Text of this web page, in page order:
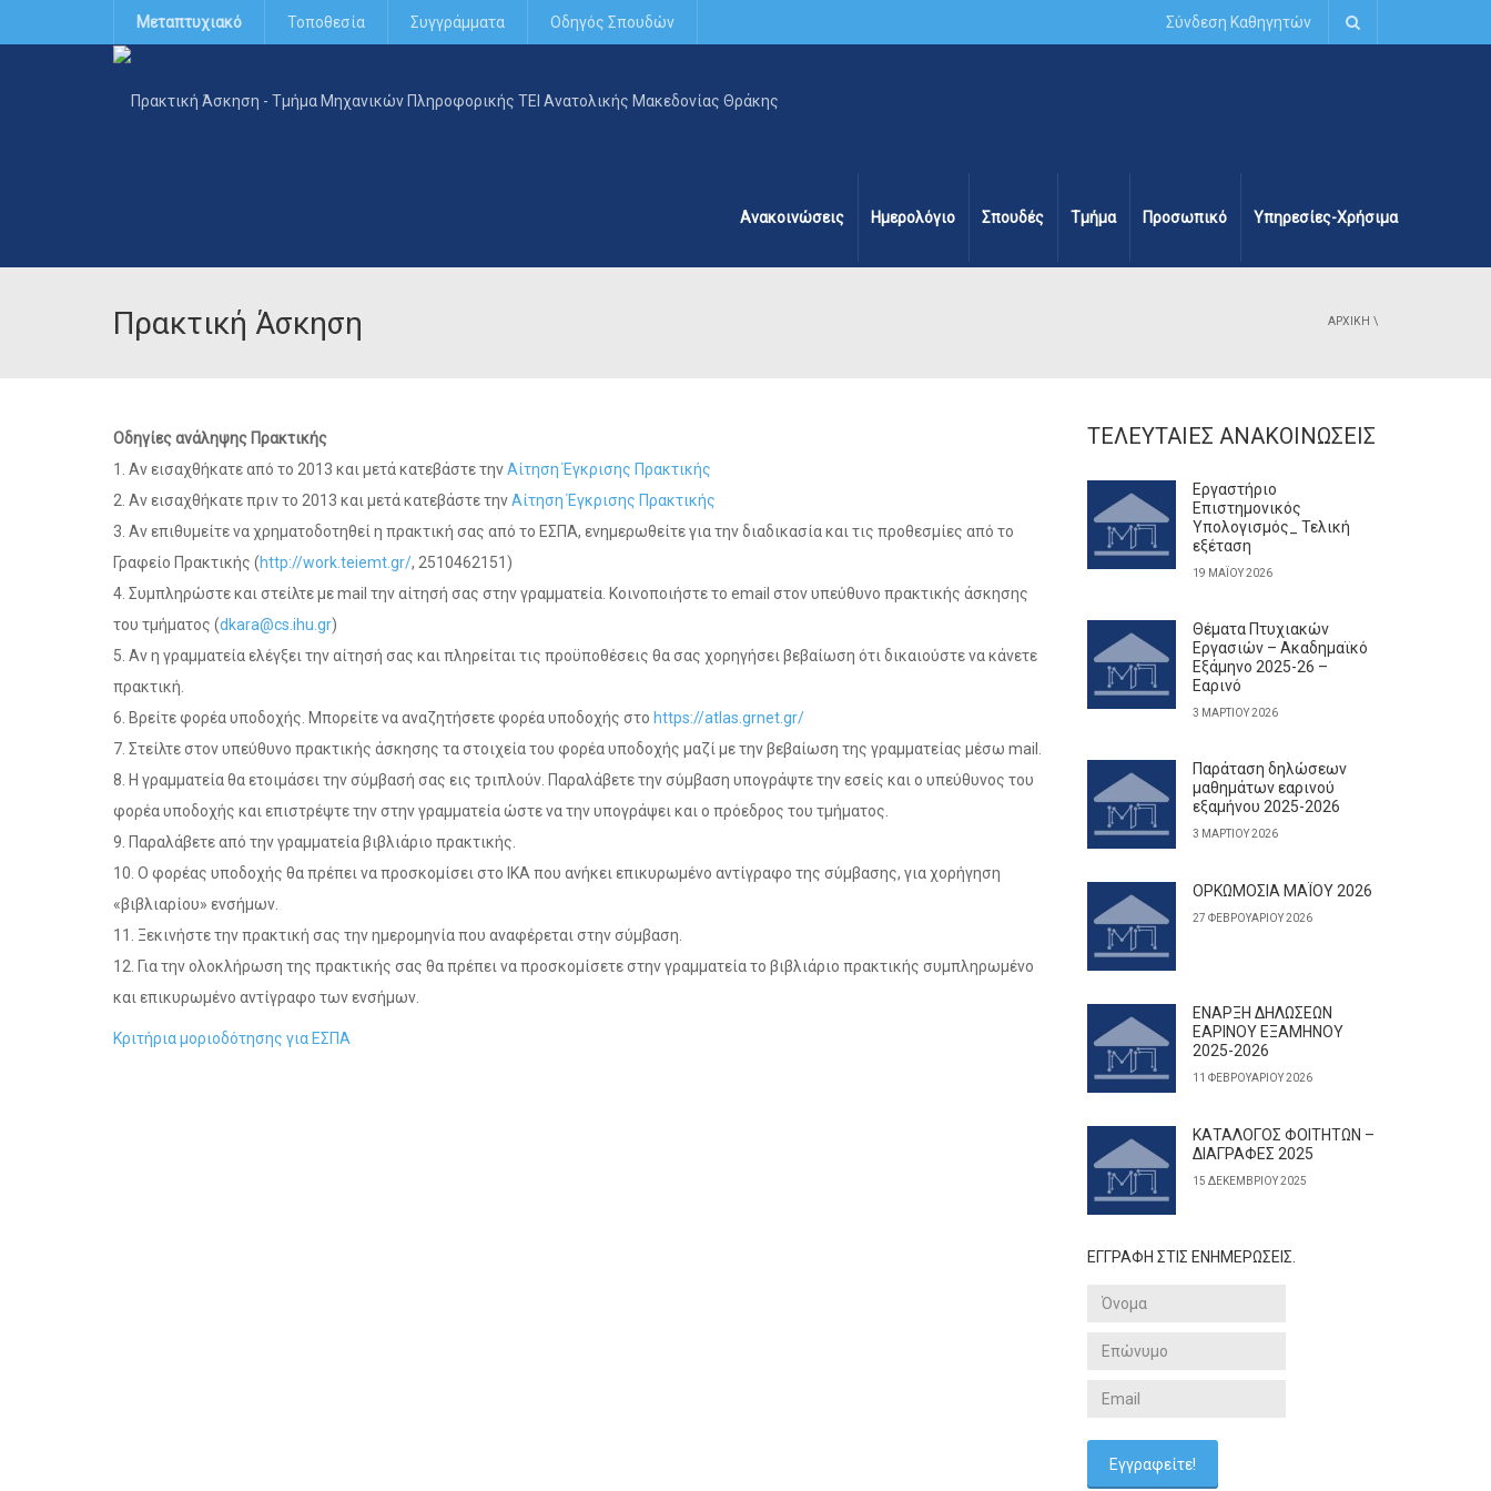
Μεταπτυχιακό Τοποθεσία Συγγράμματα Οδηγός Σπουδών Σύνδεση Καθηγητών
Ανακοινώσεις Ημερολόγιο Σπουδές Τμήμα Προσωπικό Υπηρεσίες-Χρήσιμα
Πρακτική Άσκηση ΑΡΧΙΚΉ \
Οδηγίες ανάληψης Πρακτικής
1. Αν εισαχθήκατε από το 2013 και μετά κατεβάστε τηνΑίτηση Έγκρισης Πρακτικής
2. Αν εισαχθήκατε πριν το 2013 και μετά κατεβάστε τηνΑίτηση Έγκρισης Πρακτικής
3. Αν επιθυμείτε να χρηματοδοτηθεί η πρακτική σας από το ΕΣΠΑ, ενημερωθείτε για την διαδικασία και τις προθεσμίες από το
Γραφείο Πρακτικής (http://work.teiemt.gr/, 2510462151)
4. Συμπληρώστε και στείλτε με mail την αίτησή σας στην γραμματεία. Κοινοποιήστε το email στον υπεύθυνο πρακτικής άσκησης
του τμήματος (dkara@cs.ihu.gr)
5. Αν η γραμματεία ελέγξει την αίτησή σας και πληρείται τις προϋποθέσεις θα σας χορηγήσει βεβαίωση ότι δικαιούστε να κάνετε
πρακτική.
6. Βρείτε φορέα υποδοχής. Μπορείτε να αναζητήσετε φορέα υποδοχής στο https://atlas.grnet.gr/
7. Στείλτε στον υπεύθυνο πρακτικής άσκησης τα στοιχεία του φορέα υποδοχής μαζί με την βεβαίωση της γραμματείας μέσω mail.
8. Η γραμματεία θα ετοιμάσει την σύμβασή σας εις τριπλούν. Παραλάβετε την σύμβαση υπογράψτε την εσείς και ο υπεύθυνος του
φορέα υποδοχής και επιστρέψτε την στην γραμματεία ώστε να την υπογράψει και ο πρόεδρος του τμήματος.
9. Παραλάβετε από την γραμματεία βιβλιάριο πρακτικής.
10. Ο φορέας υποδοχής θα πρέπει να προσκομίσει στο ΙΚΑ που ανήκει επικυρωμένο αντίγραφο της σύμβασης, για χορήγηση
«βιβλιαρίου» ενσήμων.
11. Ξεκινήστε την πρακτική σας την ημερομηνία που αναφέρεται στην σύμβαση.
12. Για την ολοκλήρωση της πρακτικής σας θα πρέπει να προσκομίσετε στην γραμματεία το βιβλιάριο πρακτικής συμπληρωμένο
και επικυρωμένο αντίγραφο των ενσήμων.
Κριτήρια μοριοδότησης για ΕΣΠΑ
ΤΕΛΕΥΤΑΊΕΣ ΑΝΑΚΟΙΝΏΣΕΙΣ
Εργαστήριο
Επιστημονικός
Υπολογισμός_ Τελική
εξέταση
19 ΜΑΪ́ΟΥ 2026
Θέματα Πτυχιακών
Εργασιών – Ακαδημαϊκό
Εξάμηνο 2025-26 –
Εαρινό
3 ΜΑΡΤΊΟΥ 2026
Παράταση δηλώσεων
μαθημάτων εαρινού
εξαμήνου 2025-2026
3 ΜΑΡΤΊΟΥ 2026
ΟΡΚΩΜΟΣΙΑ ΜΑΪΟΥ 2026
27 ΦΕΒΡΟΥΑΡΊΟΥ 2026
ΕΝΑΡΞΗ ΔΗΛΩΣΕΩΝ
ΕΑΡΙΝΟΥ ΕΞΑΜΗΝΟΥ
2025-2026
11 ΦΕΒΡΟΥΑΡΊΟΥ 2026
ΚΑΤΑΛΟΓΟΣ ΦΟΙΤΗΤΩΝ –
ΔΙΑΓΡΑΦΕΣ 2025
15 ΔΕΚΕΜΒΡΊΟΥ 2025
ΕΓΓΡΑΦΗ ΣΤΙΣ ΕΝΗΜΕΡΩΣΕΙΣ.